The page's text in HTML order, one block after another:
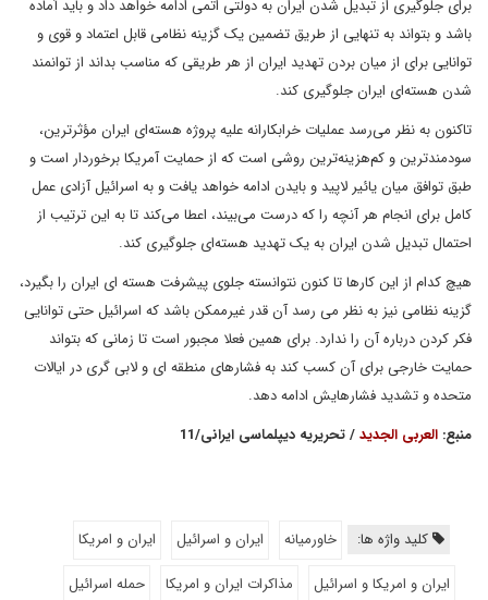
برای جلوگیری از تبدیل شدن ایران به دولتی اتمی ادامه خواهد داد و باید آماده
باشد و بتواند به تنهایی از طریق تضمین یک گزینه نظامی قابل اعتماد و قوی و
توانایی برای از میان بردن تهدید ایران از هر طریقی که مناسب بداند از توانمند
شدن هسته‌ای ایران جلوگیری کند.
تاکنون به نظر می‌رسد عملیات خرابکارانه علیه پروژه هسته‌ای ایران مؤثرترین،
سودمندترین و کم‌هزینه‌ترین روشی است که از حمایت آمریکا برخوردار است و
طبق توافق میان یائیر لاپید و بایدن ادامه خواهد یافت و به اسرائیل آزادی عمل
کامل برای انجام هر آنچه را که درست می‌بیند، اعطا می‌کند تا به این ترتیب از
احتمال تبدیل شدن ایران به یک تهدید هسته‌ای جلوگیری کند.
هیچ کدام از این کارها تا کنون نتوانسته جلوی پیشرفت هسته ای ایران را بگیرد،
گزینه نظامی نیز به نظر می رسد آن قدر غیرممکن باشد که اسرائیل حتی توانایی
فکر کردن درباره آن را ندارد. برای همین فعلا مجبور است تا زمانی که بتواند
حمایت خارجی برای آن کسب کند به فشارهای منطقه ای و لابی گری در ایالات
متحده و تشدید فشارهایش ادامه دهد.
منبع: العربی الجدید/ تحریریه دیپلماسی ایرانی/11
کلید واژه ها: خاورمیانه ایران و اسرائیل
ایران و امریکا
ایران و امریکا و اسرائیل
مذاکرات ایران و امریکا
حمله اسرائیل